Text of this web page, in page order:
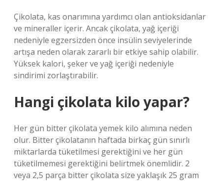
Çikolata, kas onarımına yardımcı olan antioksidanlar
ve mineraller içerir. Ancak çikolata, yağ içeriği
nedeniyle egzersizden önce insülin seviyelerinde
artışa neden olarak zararlı bir etkiye sahip olabilir.
Yüksek kalori, şeker ve yağ içeriği nedeniyle
sindirimi zorlaştırabilir.
Hangi çikolata kilo yapar?
Her gün bitter çikolata yemek kilo alımına neden
olur. Bitter çikolatanın haftada birkaç gün sınırlı
miktarlarda tüketilmesi gerektiğini ve her gün
tüketilmemesi gerektiğini belirtmek önemlidir. 2
veya 2,5 parça bitter çikolata size yaklaşık 25 gram